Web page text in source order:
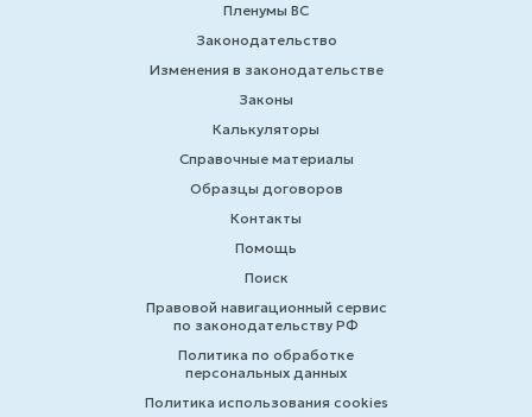
Пленумы ВС
Законодательство
Изменения в законодательстве
Законы
Калькуляторы
Справочные материалы
Образцы договоров
Контакты
Помощь
Поиск
Правовой навигационный сервис
по законодательству РФ
Политика по обработке
персональных данных
Политика использования cookies